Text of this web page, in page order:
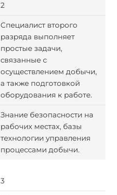
2
Специалист второго
разряда выполняет
простые задачи,
связанные с
осуществлением добычи,
а также подготовкой
оборудования к работе.
Знание безопасности на
рабочих местах, базы
технологии управления
процессами добычи.
3